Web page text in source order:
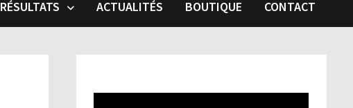
RÉSULTATS ACTUALITÉS BOUTIQUE CONTACT